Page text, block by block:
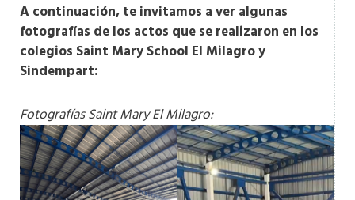
A continuación, te invitamos a ver algunas
fotografías de los actos que se realizaron en los
colegios Saint Mary School El Milagro y
Sindempart:
Fotografías Saint Mary El Milagro: